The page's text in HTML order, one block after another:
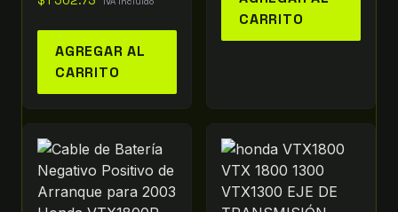
AGREGAR AL
CARRITO
CARRITO